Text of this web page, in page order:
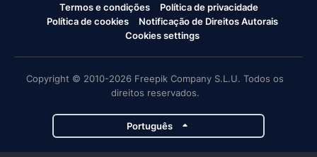
Termos e condições
Política de privacidade
Política de cookies
Notificação de Direitos Autorais
Cookies settings
Copyright © 2010-2026 Freepik Company S.L.U. Todos os
direitos reservados.
Português